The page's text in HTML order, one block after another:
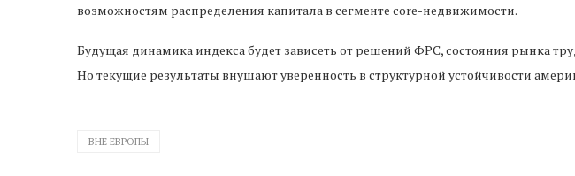
возможностям распределения капитала в сегменте core-недвижимости.
Будущая динамика индекса будет зависеть от решений ФРС, состояния рынка
Но текущие результаты внушают уверенность в структурной устойчивости
ВНЕ ЕВРОПЫ